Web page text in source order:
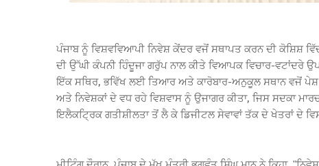
ਪੰਜਾਬ ਨੂੰ ਵਿਸ਼ਵਵਿਆਪੀ ਨਿਵੇਸ਼ ਕੇਂਦਰ ਵਜੋਂ ਸਥਾਪਤ ਕਰਨ ਦੀ ਕੋਸ਼ਿਸ਼
ਦੀ ਉੱਘੀ ਕੰਪਨੀ ਹਿੰਦੂਜਾ ਗਰੁੱਪ ਨਾਲ ਕੀਤੇ ਵਿਆਪਕ ਵਿਚਾਰ-ਵਟਾਂਦਰੇ
ਇੱਕ ਸਥਿਰ, ਭਵਿੱਖ ਲਈ ਤਿਆਰ ਅਤੇ ਕਾਰੋਬਾਰ-ਅਨੁਕੂਲ ਸਥਾਨ ਵਜੋਂ
ਅਤੇ ਨਿਵੇਸ਼ਕਾਂ ਦੇ ਵਧ ਰਹੇ ਵਿਸ਼ਵਾਸ ਨੂੰ ਉਜਾਗਰ ਕੀਤਾ, ਜਿਸ ਸਦਕਾ
ਇਲੈਕਟ੍ਰਿਕ ਗਤੀਸ਼ੀਲਤਾ ਤੋਂ ਲੈ ਕੇ ਡਿਜੀਟਲ ਸੇਵਾਵਾਂ ਤੱਕ ਦੇ ਖੇਤਰਾਂ ਦੇ